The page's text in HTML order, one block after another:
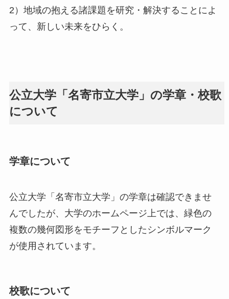
2）地域の抱える諸課題を研究・解決することによ
って、新しい未来をひらく。
公立大学「名寄市立大学」の学章・校歌
について
学章について
公立大学「名寄市立大学」の学章は確認できませ
んでしたが、大学のホームページ上では、緑色の
複数の幾何図形をモチーフとしたシンボルマーク
が使用されています。
校歌について